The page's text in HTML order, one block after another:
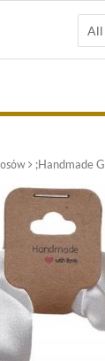
;Handmade